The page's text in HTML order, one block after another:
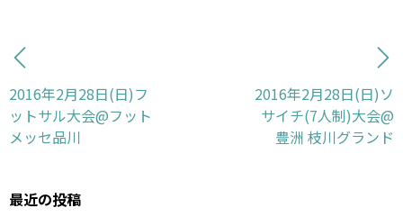
2016年2月28日(日)フ
ットサル大会@フット
メッセ品川
2016年2月28日(日)ソ
サイチ(7人制)大会@
豊洲 枝川グランド
最近の投稿